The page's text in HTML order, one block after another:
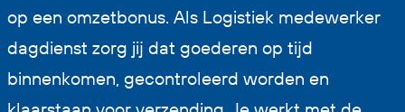
op een omzetbonus. Als Logistiek medewerker
dagdienst zorg jij dat goederen op tijd
binnenkomen, gecontroleerd worden en